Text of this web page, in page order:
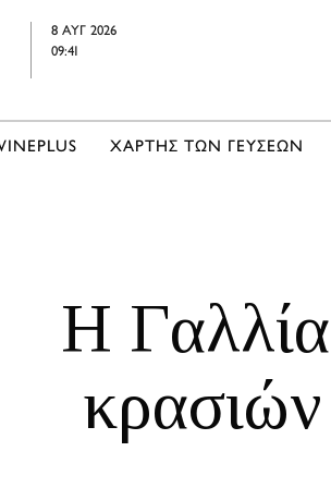
8 ΑΥΓ 2026
09:41
ΧΑΡΤΗΣ ΤΩΝ ΓΕΥΣΕΩΝ
Η Γαλλία